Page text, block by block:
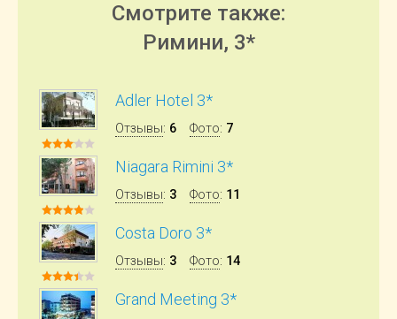
Смотрите также:
Римини, 3*
Adler Hotel 3*
Отзывы: 6 Фото: 7
Niagara Rimini 3*
Отзывы: 3 Фото: 11
Costa Doro 3*
Отзывы: 3 Фото: 14
Grand Meeting 3*